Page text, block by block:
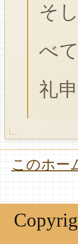
そ
べ
礼
このホー